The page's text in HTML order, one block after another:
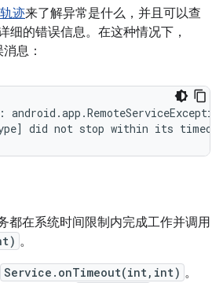
迹来了解异常是什么，并且可以查
细的错误信息。在这种情况下，
息：
都在系统时间限制内完成工作并调用
。
Service.onTimeout(int,int) 。